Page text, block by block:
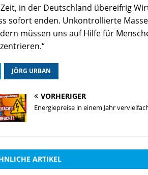
in der Deutschland übereifrig
sofort enden. Unkontrollierte
müssen uns auf Hilfe für
JÖRG URBAN
VORHERIGER
Energiepreise in einem Jahr
ARTIKEL